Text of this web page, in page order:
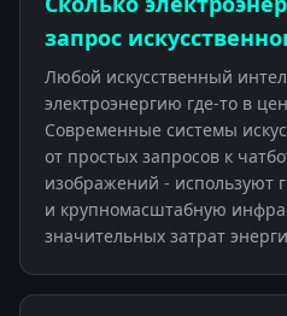
запрос
Любой искусственный
электроэнергию где-то в
Современные системы
от простых запросов к
изображений - используют
и крупномасштабную
значительных затрат